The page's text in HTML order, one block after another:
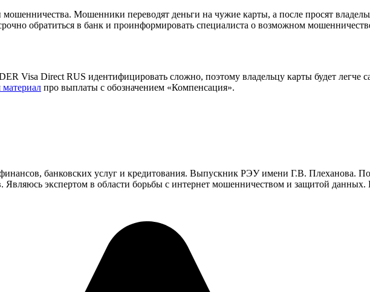
Мошенники переводят деньги на чужие карты, а после просят
обратиться в банк и проинформировать специалиста о возможном
Visa Direct RUS идентифицировать сложно, поэтому владельцу карты будет легче
про выплаты с обозначением «Компенсация».
банковских услуг и кредитования. Выпускник РЭУ имени Г.В. Плеханова.
экспертом в области борьбы с интернет мошенничеством и защитой